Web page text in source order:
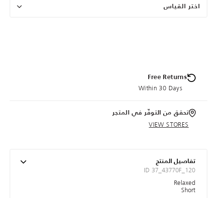
اختر القياس
Free Returns
Within 30 Days
تحقق من التوفّر في المتجر
VIEW STORES
تفاصيل المنتج
ID 37_43770F_120
Relaxed
Short